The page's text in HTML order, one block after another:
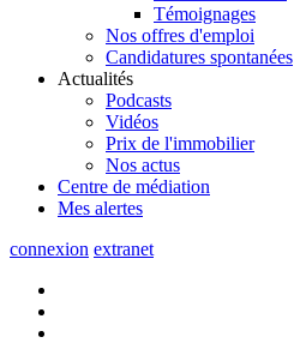
Témoignages
Nos offres d'emploi
Candidatures spontanées
Actualités
Podcasts
Vidéos
Prix de l'immobilier
Nos actus
Centre de médiation
Mes alertes
connexion extranet